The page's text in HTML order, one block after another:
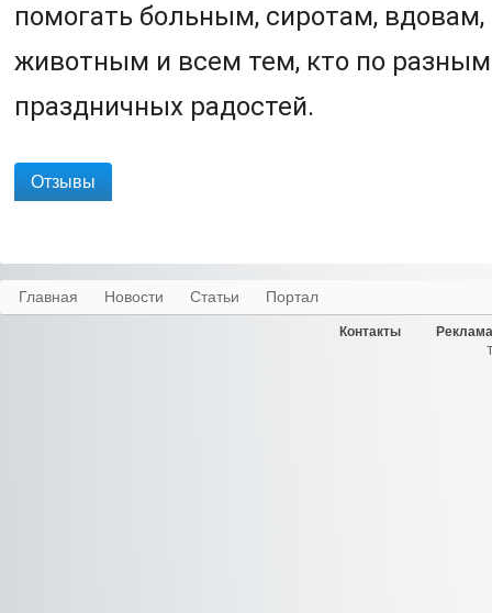
помогать больным, сиротам,
животным и всем тем, кто по
праздничных радостей.
Отзывы
Главная Новости Статьи Портал
Контакты